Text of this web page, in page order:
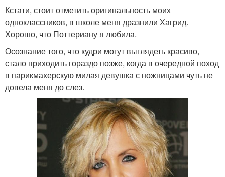
Кстати, стоит отметить оригинальность моих
одноклассников, в школе меня дразнили Хагрид.
Хорошо, что Поттериану я любила.
Осознание того, что кудри могут выглядеть красиво,
стало приходить гораздо позже, когда в очередной поход
в парикмахерскую милая девушка с ножницами чуть не
довела меня до слез.